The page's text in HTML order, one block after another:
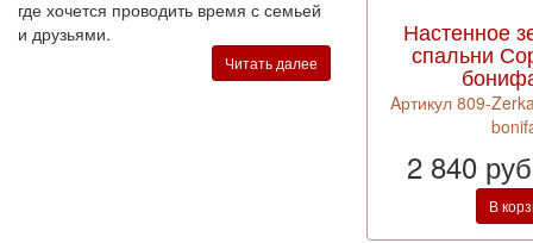
где хочется проводить время с семьей
и друзьями.
Читать далее
Настенное
спальни
Aртикул 809-
2 840
В